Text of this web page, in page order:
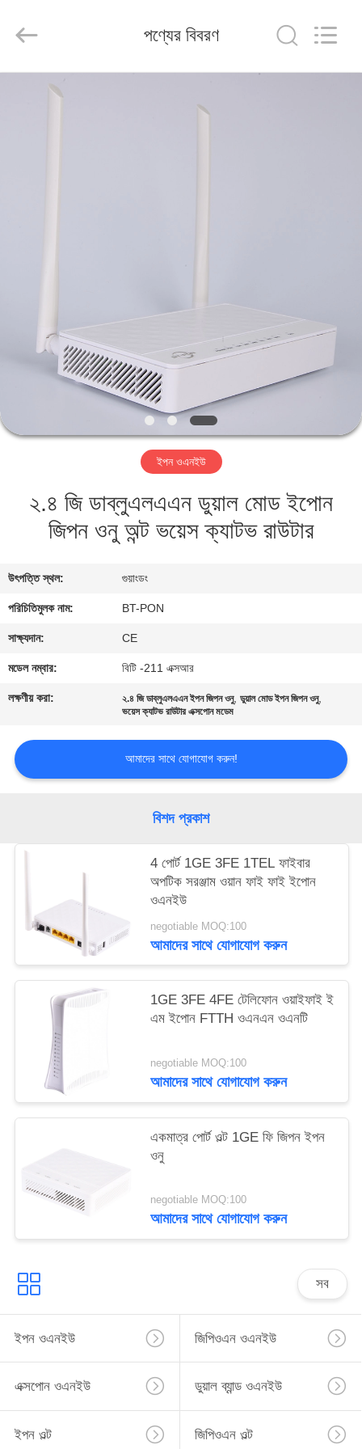
নিয়ন্ত্রণ
যোগাযোগ
উদ্ধৃতির
সাইট
ম্যাপ
PRIVACY
পণ্যের বিবরণ
ইপন ওএনইউ
২.৪ জি ​​ডাব্লুএলএএন ডুয়াল মোড ইপোন
জিপন ওনু অন্ট ভয়েস ক্যাটভ রাউটার
উৎপত্তি স্থল: গুয়াংডং
পরিচিতিমুলক নাম: BT-PON
সাক্ষ্যদান: CE
মডেল নম্বার: বিটি -211 এক্সআর
লক্ষণীয় করা: ২.৪ জি ​​ডাব্লুএলএএন ইপন জিপন ওনু,ডুয়াল মোড ইপন জিপন ওনু,
ভয়েস ক্যাটভ রাউটার এক্সপোন মডেম
আমাদের সাথে যোগাযোগ করুন!
বিশদ প্রকাশ
4 পোর্ট 1GE 3FE 1TEL ফাইবার
অপটিক সরঞ্জাম ওয়ান ফাই ফাই ইপোন
ওএনইউ
negotiable MOQ:100
আমাদের সাথে যোগাযোগ করুন
1GE 3FE 4FE টেলিফোন ওয়াইফাই ই
এম ইপোন FTTH ওএনএন ওএনটি
negotiable MOQ:100
আমাদের সাথে যোগাযোগ করুন
একমাত্র পোর্ট ওল্ট 1GE ফি জিপন ইপন
ওনু
negotiable MOQ:100
আমাদের সাথে যোগাযোগ করুন
সব
ইপন ওএনইউ জিপিওএন ওএনইউ
এক্সপোন ওএনইউ ডুয়াল ব্যান্ড ওএনইউ
ইপন ওল্ট জিপিওএন ওল্ট